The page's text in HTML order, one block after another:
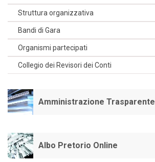
Struttura organizzativa
Bandi di Gara
Organismi partecipati
Collegio dei Revisori dei Conti
Amministrazione Trasparente
Albo Pretorio Online